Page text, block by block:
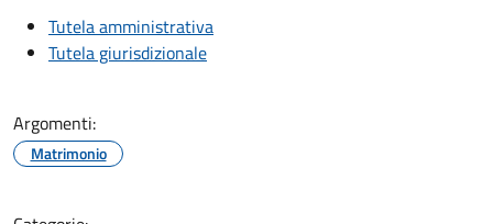
Tutela amministrativa
Tutela giurisdizionale
Argomenti:
Matrimonio